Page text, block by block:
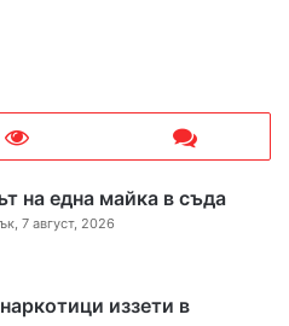
на една майка в съда
7 август, 2026
иззети в